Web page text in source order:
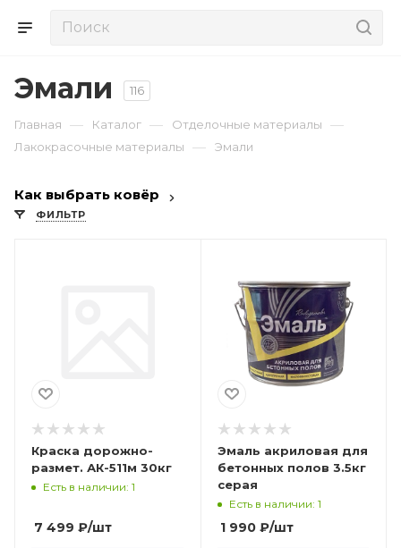
Эмали 116
Главная — Каталог — Отделочные материалы —
Лакокрасочные материалы — Эмали
Как выбрать ковёр
ФИЛЬТР
Краска дорожно-
размет. АК-511м 30кг
Есть в наличии: 1
7 499 ₽/шт
Эмаль акриловая для
бетонных полов 3.5кг
серая
Есть в наличии: 1
1 990₽/шт